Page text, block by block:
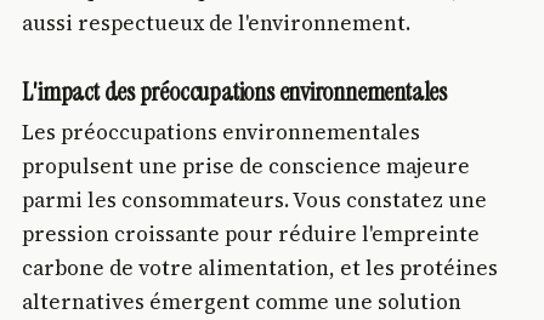
aussi respectueux de l'environnement.
L'impact des préoccupations environnementales
Les préoccupations environnementales
propulsent une prise de conscience majeure
parmi les consommateurs. Vous constatez une
pression croissante pour réduire l'empreinte
carbone de votre alimentation, et les protéines
alternatives émergent comme une solution